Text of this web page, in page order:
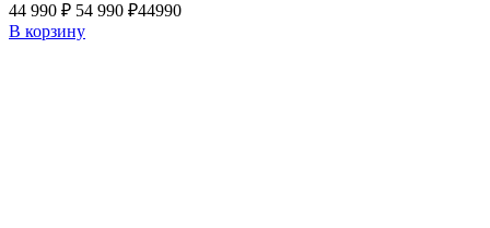
44 990 ₽ 54 990 ₽44990
В корзину